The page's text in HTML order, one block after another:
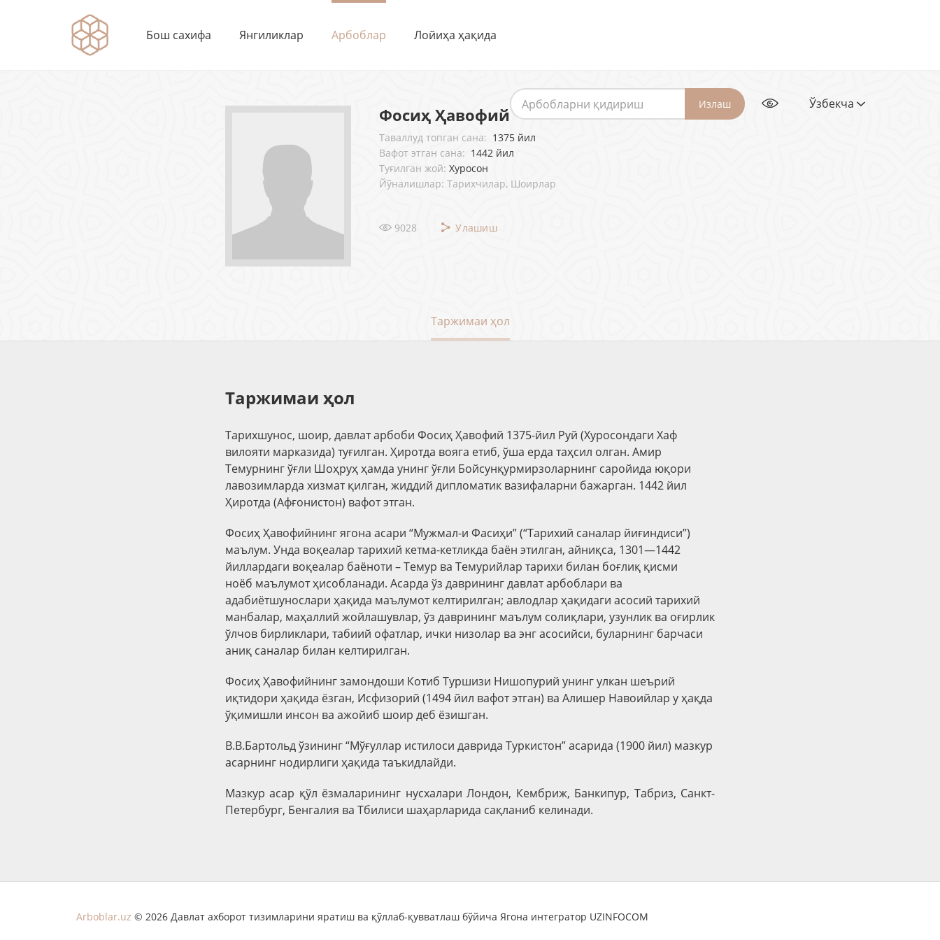
Бош сахифа Янгиликлар Арбоблар Лойиҳа ҳақида
Излаш Ўзбекча
Фосиҳ Ҳавофий
Таваллуд топган сана: 1375 йил
Вафот этган сана: 1442 йил
Туғилган жой: Хуросон
Йўналишлар: Тарихчилар, Шоирлар
9028 Улашиш
Таржимаи ҳол
Таржимаи ҳол
Тарихшунос, шоир, давлат арбоби Фосиҳ Ҳавофий 1375-йил Руй (Хуросондаги Хаф
вилояти марказида) туғилган. Ҳиротда вояга етиб, ўша ерда таҳсил олган. Амир
Темурнинг ўғли Шоҳруҳ ҳамда унинг ўғли Бойсунқурмирзоларнинг саройида юқори
лавозимларда хизмат қилган, жиддий дипломатик вазифаларни бажарган. 1442 йил
Ҳиротда (Афғонистон) вафот этган.
Фосиҳ Ҳавофийнинг ягона асари “Мужмал-и Фасиҳи” (“Тарихий саналар йиғиндиси”)
маълум. Унда воқеалар тарихий кетма-кетликда баён этилган, айниқса, 1301—1442
йиллардаги воқеалар баёноти – Темур ва Темурийлар тарихи билан боғлиқ қисми
ноёб маълумот ҳисобланади. Асарда ўз даврининг давлат арбоблари ва
адабиётшунослари ҳақида маълумот келтирилган; авлодлар ҳақидаги асосий тарихий
манбалар, маҳаллий жойлашувлар, ўз даврининг маълум солиқлари, узунлик ва оғирлик
ўлчов бирликлари, табиий офатлар, ички низолар ва энг асосийси, буларнинг барчаси
аниқ саналар билан келтирилган.
Фосиҳ Ҳавофийнинг замондоши Котиб Туршизи Нишопурий унинг улкан шеърий
иқтидори ҳақида ёзган, Исфизорий (1494 йил вафот этган) ва Алишер Навоийлар у ҳақда
ўқимишли инсон ва ажойиб шоир деб ёзишган.
В.В.Бартольд ўзининг “Мўғуллар истилоси даврида Туркистон” асарида (1900 йил) мазкур
асарнинг нодирлиги ҳақида таъкидлайди.
Мазкур асар қўл ёзмаларининг нусхалари Лондон, Кембриж, Банкипур, Табриз, Санкт-
Петербург, Бенгалия ва Тбилиси шаҳарларида сақланиб келинади.
Arboblar.uz © 2026 Давлат ахборот тизимларини яратиш ва қўллаб-қувватлаш бўйича Ягона интегратор UZINFOCOM